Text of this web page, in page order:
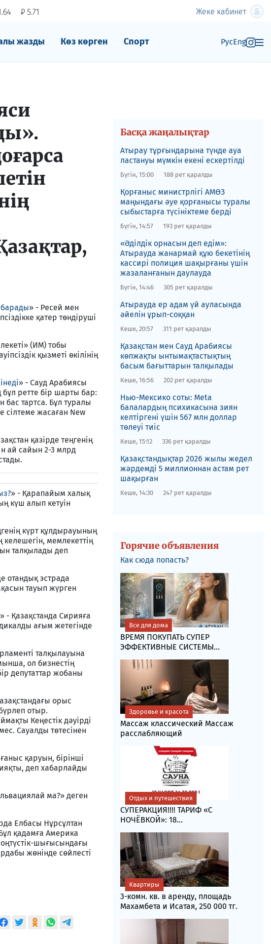
₽ 5.71 Жеке кабинет
жазды Көз көрген Спорт РусEng
барады» - Ресей мен
қатер төндіруші
(ИМ) тобы
қызметі өкілінің
» - Сауд Арабиясы
ретте бір шарты бар:
бас тартса. Бұл туралы
жасаған New
қазірде теңгенің
ай сайын 2-3 млрд
» - Қарапайым халық
күш алып кетуін
күрт құлдырауының
мемлекеттің
талқылады деп
отандық эстрада
тауып жүрген
» - Қазақстанда Сирияға
ағым жетегінде
талқылауына
ол бизнестің
депутаттар жобаны
орыс
отыр.
Кеңестік дәуірді
Сауалды төтесінен
қаруын, бірінші
деп хабарлайды
ма?» деген
Елбасы Нұрсұлтан
қадамға Америка
шығысындағы
жөнінде сөйлесті
Басқа жаңалықтар
Атырау тұрғындарына түнде ауа
ластануы мүмкін екені ескертілді
Бүгін, 15:00 188 рет қаралды
Қорғаныс министрлігі АМӨЗ
маңындағы әуе қорғанысы туралы
сыбыстарға түсініктеме берді
Бүгін, 14:57 193 рет қаралды
«Әділдік орнасын деп едім»:
Атырауда жанармай құю бекетінің
кассирі полиция шақырғаны үшін
жазаланғанын даулауда
Бүгін, 14:46 305 рет қаралды
Атырауда ер адам үй ауласында
әйелін ұрып-соққан
Кеше, 20:57 311 рет қаралды
Қазақстан мен Сауд Арабиясы
көпжақты ынтымақтастықтың
басым бағыттарын талқылады
Кеше, 16:56 202 рет қаралды
Нью-Мексико соты​: Meta
балалардың психикасына зиян
келтіргені үшін 567 млн доллар
төлеуі тиіс
Кеше, 15:12 336 рет қаралды
Қазақстандықтар 2026 жылы жедел
жәрдемді 5 миллионнан астам рет
шақырған
Кеше, 14:30 247 рет қаралды
Горячие объявления
Как сюда попасть?
ВРЕМЯ ПОКУПАТЬ СУПЕР
ЭФФЕКТИВНЫЕ СИСТЕМЫ...
Все для дома
Массаж классический Массаж
расслабляющий
Здоровье и красота
СУПЕРАКЦИЯ!!!! ТАРИФ «C
НОЧЁВКОЙ»: 18...
Отдых и путешествия
3-комн. кв. в аренду, площадь
Махамбета и Исатая, 250 000 тг.
Квартиры